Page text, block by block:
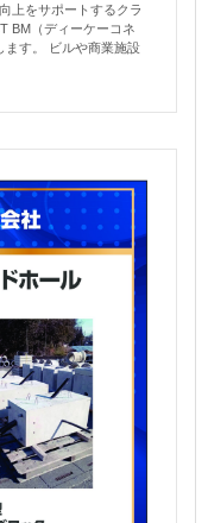
上をサポートするクラ
BM（ディーケーコネ
ます。 ビルや商業施設